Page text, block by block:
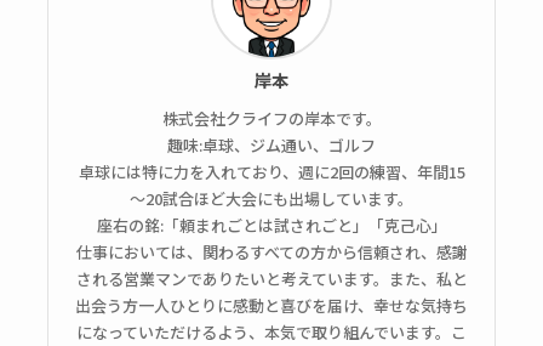
岸本
株式会社クライフの岸本です。
趣味:卓球、ジム通い、ゴルフ
卓球には特に力を入れており、週に2回の練習、年間15
～20試合ほど大会にも出場しています。
座右の銘:「頼まれごとは試されごと」「克己心」
仕事においては、関わるすべての方から信頼され、感謝
される営業マンでありたいと考えています。また、私と
出会う方一人ひとりに感動と喜びを届け、幸せな気持ち
になっていただけるよう、本気で取り組んでいます。こ